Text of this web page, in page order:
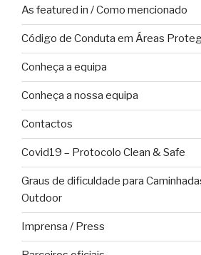
As featured in / Como mencionado
Código de Conduta em Áreas
Conheça a equipa
Conheça a nossa equipa
Contactos
Covid19 – Protocolo Clean & Safe
Graus de dificuldade para
Outdoor
Imprensa / Press